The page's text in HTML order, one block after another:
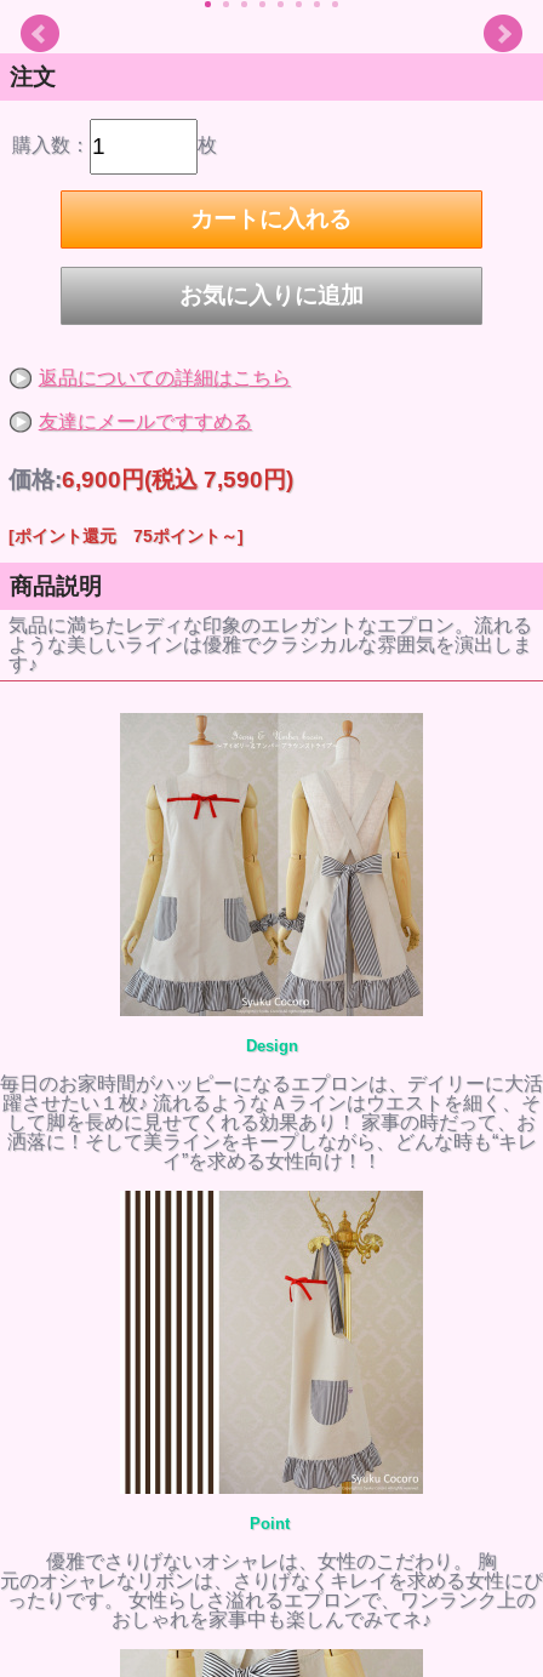
注文
購入数： 枚
返品についての詳細はこちら
友達にメールですすめる
価格:6,900円(税込 7,590円)
[ポイント還元 75ポイント～]
商品説明
気品に満ちたレディな印象のエレガントなエプロン。流れる
ような美しいラインは優雅でクラシカルな雰囲気を演出しま
す♪
Design
毎日のお家時間がハッピーになるエプロンは、デイリーに大活
躍させたい１枚♪ 流れるようなＡラインはウエストを細く、そ
して脚を長めに見せてくれる効果あり！ 家事の時だって、お
洒落に！そして美ラインをキープしながら、どんな時も“キレ
イ”を求める女性向け！！
Point
優雅でさりげないオシャレは、女性のこだわり。 胸
元のオシャレなリボンは、さりげなくキレイを求める女性にぴ
ったりです。 女性らしさ溢れるエプロンで、ワンランク上の
おしゃれを家事中も楽しんでみてネ♪